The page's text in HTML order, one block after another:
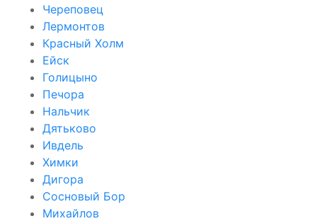
Череповец
Лермонтов
Красный Холм
Ейск
Голицыно
Печора
Нальчик
Дятьково
Ивдель
Химки
Дигора
Сосновый Бор
Михайлов